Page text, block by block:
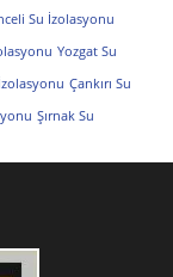
Su İzolasyonu
Yozgat Su
Çankırı Su
Şırnak Su